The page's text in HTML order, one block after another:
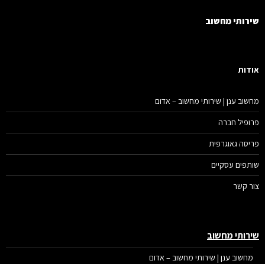
מחשוב
ענן | שירותי מחשוב – אדום
חברה
גאוגרפית
עסקיים
קשר
מחשוב
מחשוב ענן | שירותי מחשוב – אדום